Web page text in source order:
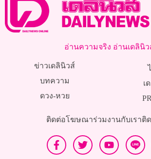
อ่านความจริง อ่านเดลินิว
ข่าวเดลินิวส์
บทความ
ดวง-หวย
เ
ติดต่อโฆษณาร่วมงานกับเราติ